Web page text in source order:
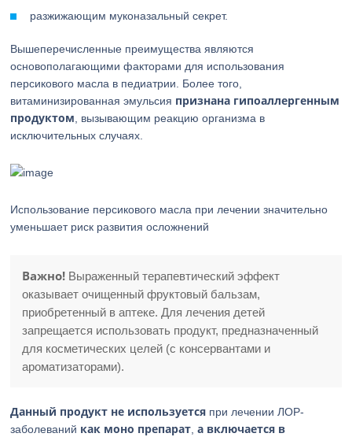
разжижающим муконазальный секрет.
Вышеперечисленные преимущества являются
основополагающими факторами для использования
персикового масла в педиатрии. Более того,
витаминизированная эмульсия признана гипоаллергенным
продуктом , вызывающим реакцию организма в
исключительных случаях.
Использование персикового масла при лечении значительно
уменьшает риск развития осложнений
Важно! Выраженный терапевтический эффект
оказывает очищенный фруктовый бальзам,
приобретенный в аптеке. Для лечения детей
запрещается использовать продукт, предназначенный
для косметических целей (с консервантами и
ароматизаторами).
Данный продукт не используется при лечении ЛОР-
заболеваний как моно препарат ,а включается в